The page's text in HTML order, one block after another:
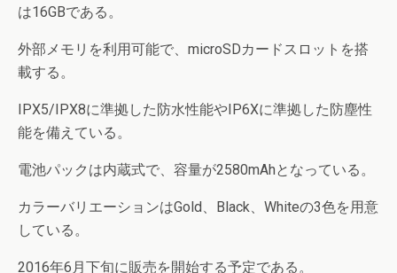
は16GBである。
外部メモリを利用可能で、microSDカードスロットを搭
載する。
IPX5/IPX8に準拠した防水性能やIP6Xに準拠した防塵性
能を備えている。
電池パックは内蔵式で、容量が2580mAhとなっている。
カラーバリエーションはGold、Black、Whiteの3色を用意
している。
2016年6月下旬に販売を開始する予定である。